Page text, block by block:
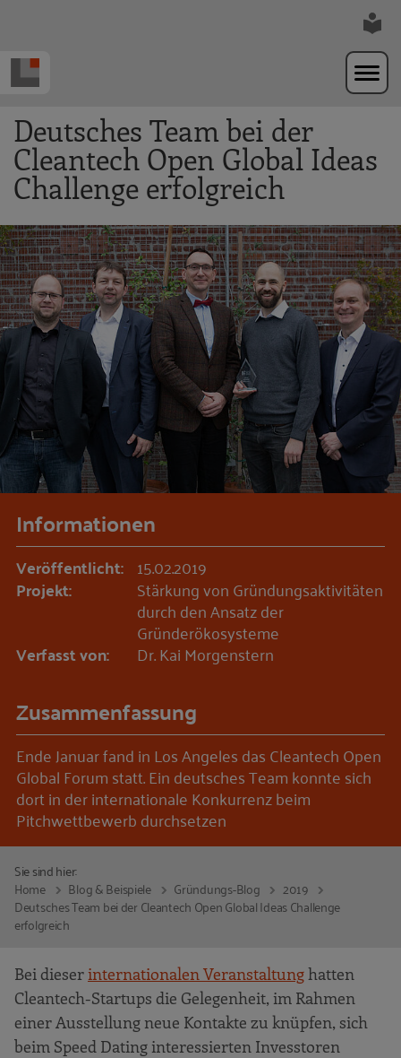
Deutsches Team bei der
Cleantech Open Global Ideas
Challenge erfolgreich
Informationen
Veröffentlicht: 15.02.2019
Projekt: Stärkung von Gründungsaktivitäten
durch den Ansatz der
Gründerökosysteme
Verfasst von: Dr. Kai Morgenstern
Zusammenfassung
Ende Januar fand in Los Angeles das Cleantech Open
Global Forum statt. Ein deutsches Team konnte sich
dort in der internationale Konkurrenz beim
Pitchwettbewerb durchsetzen
Sie sind hier:
Home
Blog & Beispiele Gründungs-Blog
2019
Deutsches Team bei der Cleantech Open Global Ideas Challenge
erfolgreich
Bei dieserinternationalen Veranstaltunghatten
Cleantech-Startups die Gelegenheit, im Rahmen
einer Ausstellung neue Kontakte zu knüpfen, sich
beim Speed Dating interessierten Invesstoren